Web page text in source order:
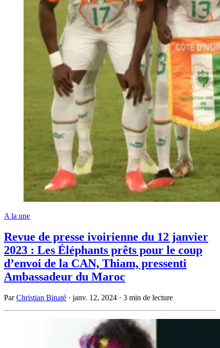
A la une
Revue de presse ivoirienne du 12 janvier
2023 : Les Éléphants prêts pour le coup
d’envoi de la CAN, Thiam, pressenti
Ambassadeur du Maroc
ParChristian Binaté · janv. 12, 2024 · 3 min de lecture